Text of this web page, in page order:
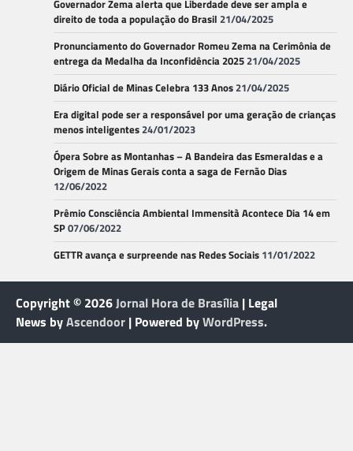
Governador Zema alerta que Liberdade deve ser ampla e
direito de toda a população do Brasil 21/04/2025
Pronunciamento do Governador Romeu Zema na Cerimônia de
entrega da Medalha da Inconfidência 202521/04/2025
Diário Oficial de Minas Celebra 133 Anos21/04/2025
Era digital pode ser a responsável por uma geração de crianças
menos inteligentes24/01/2023
Ópera Sobre as Montanhas – A Bandeira das Esmeraldas e a
Origem de Minas Gerais conta a saga de Fernão Dias
12/06/2022
Prêmio Consciência Ambiental Immensità Acontece Dia 14 em
SP07/06/2022
GETTR avança e surpreende nas Redes Sociais 11/01/2022
Copyright © 2026Jornal Hora de Brasília | Legal
News byAscendoor | Powered byWordPress.